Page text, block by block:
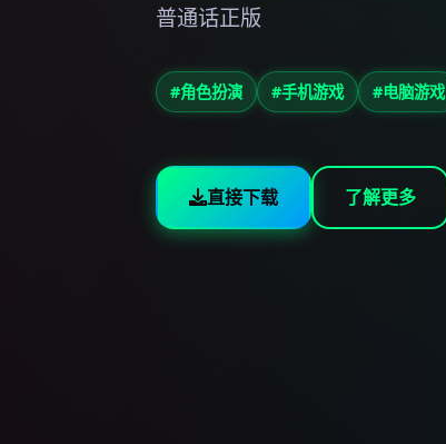
普通话正版
#角色扮演 #手机游戏 #电脑游戏
直接下载 了解更多